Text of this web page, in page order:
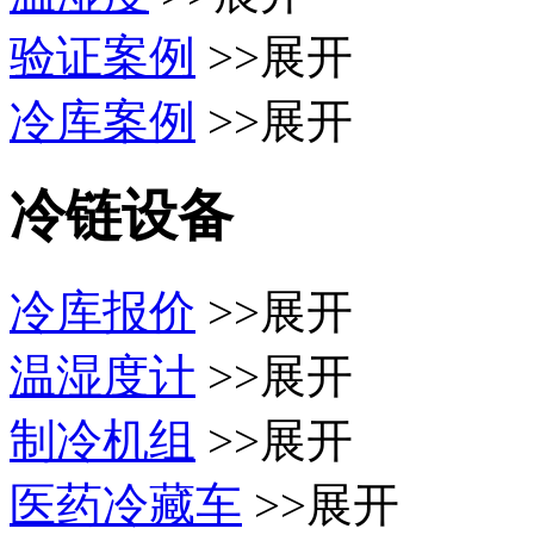
验证案例 >>展开
冷库案例 >>展开
冷链设备
冷库报价 >>展开
温湿度计 >>展开
制冷机组 >>展开
医药冷藏车 >>展开